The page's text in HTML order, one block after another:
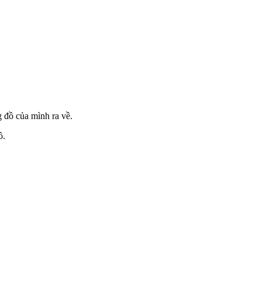
đồ của mình ra về.